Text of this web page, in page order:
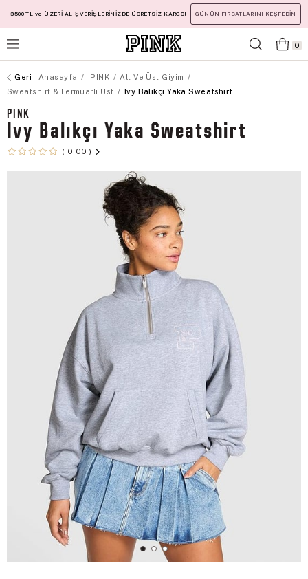
3500 TL ve ÜZERİ ALIŞVERİŞLERİNİZDE ÜCRETSİZ KARGO! GÜNÜN FIRSATLARINI KEŞFEDİN
0
Anasayfa PINK
Alt Ve Üst Giyim
Sweatshirt & Fermuarlı Üst
Ivy Balıkçı Yaka Sweatshirt
PINK
Ivy Balıkçı Yaka Sweatshirt
0,00